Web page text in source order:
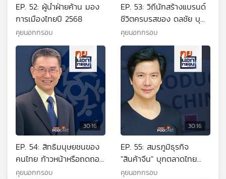
EP. 52: ผู้นำฝ่ายค้าน มอง
การเมืองไทยปี 2568
คุยนอกกรอบ
EP. 53: วิถีนักสร้างแบรนด์
ชีวิตครบรสของ ดลชัย บุณ
ยะรัตเวช
คุยนอกกรอบ
30:16
EP. 54: สิทธิมนุษยชนของ
คนไทย ก้าวหน้าหรือถดถอย
?
คุยนอกกรอบ
30:16
EP. 55: สมรภูมิธุรกิจ
"สินค้าจีน" บุกตลาดไทย
ถล่มอีคอมเมิร์ซโลก
คุยนอกกรอบ